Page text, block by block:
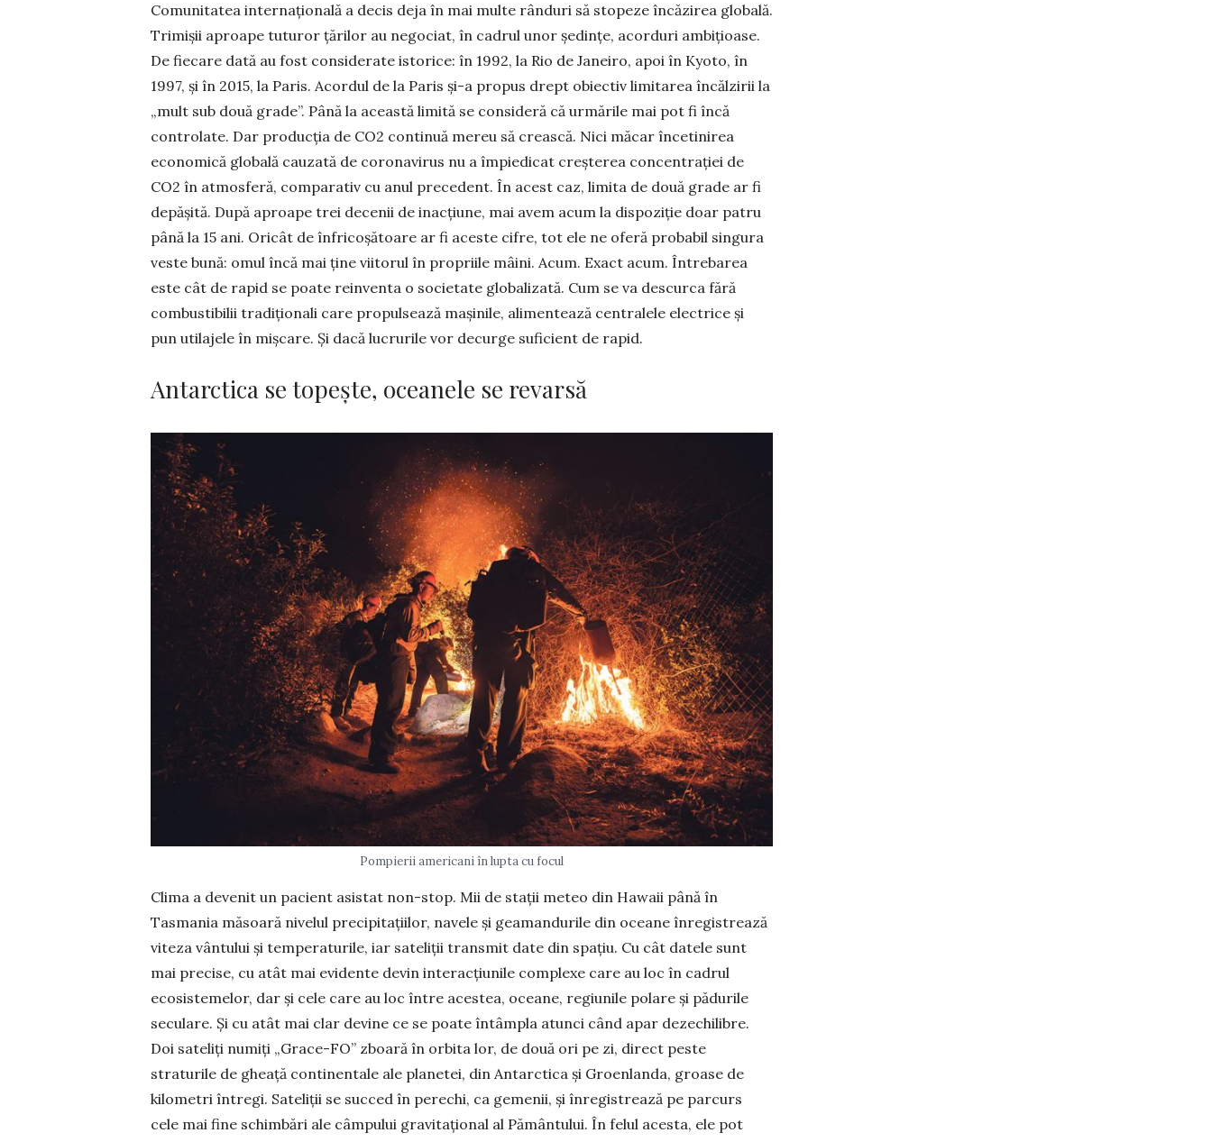
Comuni­ta­tea internațională a decis deja în mai multe rânduri să stopeze încăzirea globală.
Trimișii aproape tuturor țărilor au negociat, în cadrul unor ședințe, acorduri ambițioa­se.
De fiecare dată au fost considerate istorice: în 1992, la Rio de Janeiro, apoi în Kyoto, în
1997, şi în 2015, la Paris. Acordul de la Paris și-a propus drept obiectiv limitarea încălzirii la
„mult sub două grade”. Până la această limită se consideră că urmările mai pot fi încă
controlate. Dar producția de CO2 continuă mereu să crească. Nici măcar încetinirea
economică globală cauzată de coronavirus nu a împiedicat creșterea concentrației de
CO2 în atmosferă, com­parativ cu anul precedent. În acest caz, limita de două grade ar fi
depășită. După aproape trei de­cenii de inacțiune, mai avem acum la dispoziție doar patru
până la 15 ani. Oricât de înfricoșătoare ar fi aceste cifre, tot ele ne oferă probabil singura
veste bună: omul încă mai ține viitorul în propriile mâini. Acum. Exact acum. Întrebarea
este cât de rapid se poate reinventa o societate globalizată. Cum se va descurca fără
combustibilii tradiționali care propulsează mașinile, alimentează centralele electrice și
pun utilajele în mișcare. Și dacă lucru­rile vor decurge suficient de rapid.
Antarctica se topește, oceanele se revarsă
Pompierii americani în lupta cu focul
Clima a devenit un pacient asistat non-stop. Mii de stații meteo din Hawaii până în
Tasmania măsoară nivelul precipitațiilor, navele și geaman­durile din oceane înregistrează
viteza vântului și temperaturile, iar sateliții transmit date din spațiu. Cu cât datele sunt
mai precise, cu atât mai eviden­te devin interacțiunile complexe care au loc în cadrul
ecosistemelor, dar și cele care au loc între acestea, oceane, regiunile polare și pădurile
seculare. Și cu atât mai clar devine ce se poate întâmpla atunci când apar dezechilibre.
Doi sateliți numiți „Grace-FO” zboară în orbita lor, de două ori pe zi, direct peste
straturile de gheață continen­tale ale planetei, din Antarctica și Groenlanda, groase de
kilometri întregi. Sateliții se succed în perechi, ca gemenii, și înregistrează pe parcurs
cele mai fine schimbări ale câmpului gravitațional al Pământului. În felul acesta, ele pot